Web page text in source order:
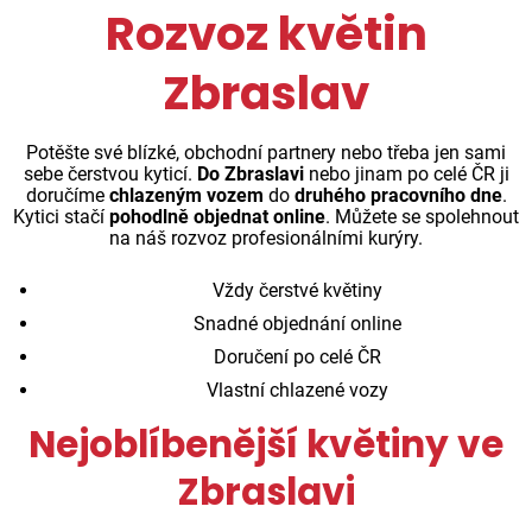
Rozvoz květin
Zbraslav
Potěšte své blízké, obchodní partnery nebo třeba jen sami
sebe čerstvou kyticí. Do Zbraslavinebo jinam po celé ČR ji
doručíme chlazeným vozem do druhého pracovního dne.
Kytici stačí pohodlně objednat online. Můžete se spolehnout
na náš rozvoz profesionálními kurýry.
Vždy čerstvé květiny
Snadné objednání online
Doručení po celé ČR
Vlastní chlazené vozy
Nejoblíbenější květiny ve
Zbraslavi